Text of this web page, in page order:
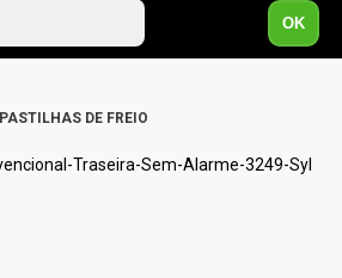
OK
PASTILHAS DE FREIO